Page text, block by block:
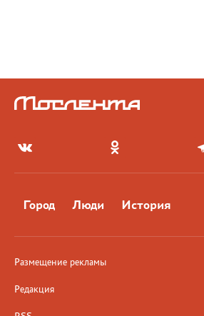
Город Люди История
Размещение рекламы
Редакция